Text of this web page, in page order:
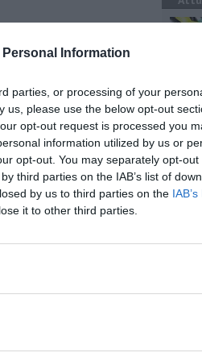
Information
parties, or processing of your
us, please use the below opt-out
opt-out request is processed you
information utilized by us or
opt-out. You may separately opt-out
third parties on the IAB’s list of
by us to third parties on the
it to other third parties.
Feola
2012. Laureato in
presso la Scuola
Carabinieri di
- ToscanaMedia.